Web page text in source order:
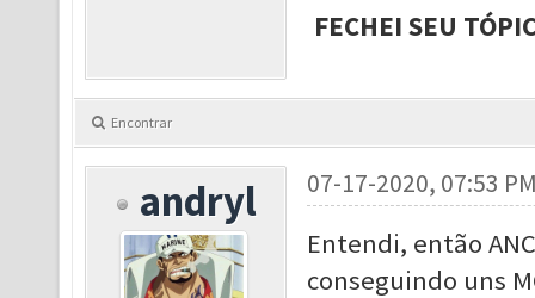
FECHEI SEU
Encontrar
andryl 07-17-2020, 07:53
Entendi, então
conseguindo uns